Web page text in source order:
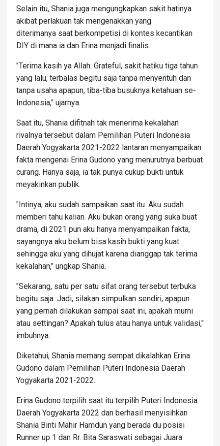
Selain itu, Shania juga mengungkapkan sakit hatinya
akibat perlakuan tak mengenakkan yang
diterimanya saat berkompetisi di kontes kecantikan
DIY di mana ia dan Erina menjadi finalis.
"Terima kasih ya Allah. Grateful, sakit hatiku tiga tahun
yang lalu, terbalas begitu saja tanpa menyentuh dan
tanpa usaha apapun, tiba-tiba busuknya ketahuan se-
Indonesia," ujarnya.
Saat itu, Shania difitnah tak menerima kekalahan
rivalnya tersebut dalam Pemilihan Puteri Indonesia
Daerah Yogyakarta 2021-2022 lantaran menyampaikan
fakta mengenai Erina Gudono yang menurutnya berbuat
curang. Hanya saja, ia tak punya cukup bukti untuk
meyakinkan publik.
"Intinya, aku sudah sampaikan saat itu. Aku sudah
memberi tahu kalian. Aku bukan orang yang suka buat
drama, di 2021 pun aku hanya menyampaikan fakta,
sayangnya aku belum bisa kasih bukti yang kuat
sehingga aku yang dihujat karena dianggap tak terima
kekalahan," ungkap Shania.
"Sekarang, satu per satu sifat orang tersebut terbuka
begitu saja. Jadi, silakan simpulkan sendiri, apapun
yang pernah dilakukan sampai saat ini, apakah murni
atau settingan? Apakah tulus atau hanya untuk validasi,"
imbuhnya.
Diketahui, Shania memang sempat dikalahkan Erina
Gudono dalam Pemilihan Puteri Indonesia Daerah
Yogyakarta 2021-2022.
Erina Gudono terpilih saat itu terpilih Puteri Indonesia
Daerah Yogyakarta 2022 dan berhasil menyisihkan
Shania Binti Mahir Hamdun yang berada du posisi
Runner up 1 dan Rr. Bita Saraswati sebagai Juara